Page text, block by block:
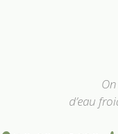
d’eau